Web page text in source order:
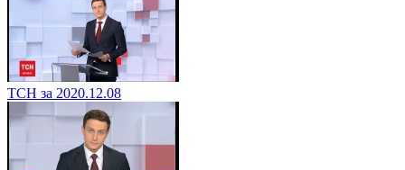
ТСН за 2020.12.08